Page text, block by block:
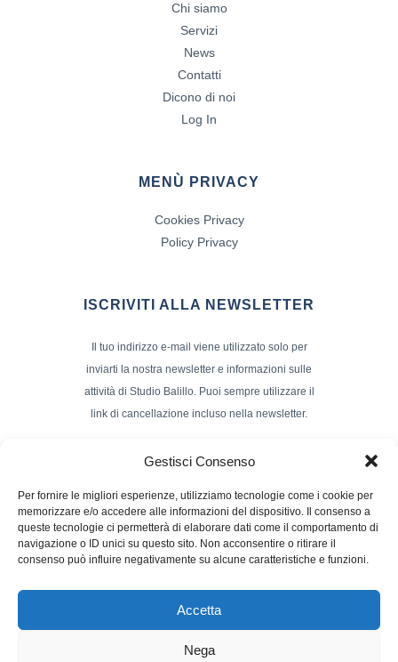
Gestisci Consenso
Per fornire le migliori esperienze, utilizziamo tecnologie come i cookie per
memorizzare e/o accedere alle informazioni del dispositivo. Il consenso a
queste tecnologie ci permetterà di elaborare dati come il comportamento di
navigazione o ID unici su questo sito. Non acconsentire o ritirare il
consenso può influire negativamente su alcune caratteristiche e funzioni.
Accetta
Nega
Chi siamo
Servizi
News
Contatti
Dicono di noi
Log In
MENÙ PRIVACY
Cookies Privacy
Policy Privacy
ISCRIVITI ALLA NEWSLETTER
Il tuo indirizzo e-mail viene utilizzato solo per
inviarti la nostra newsletter e informazioni sulle
attività di Studio Balillo. Puoi sempre utilizzare il
link di cancellazione incluso nella newsletter.
Nome e Cognome
Powerd by :Studio70